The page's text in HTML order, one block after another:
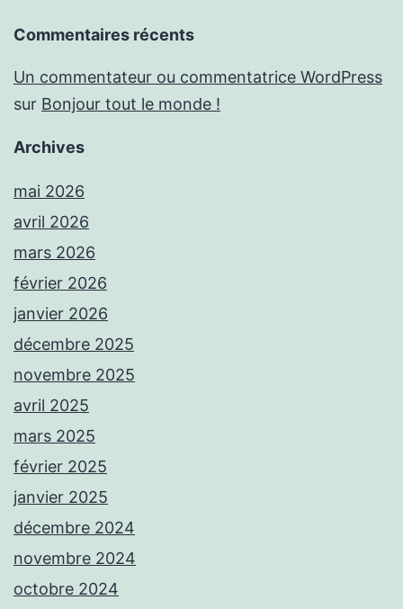
Commentaires récents
Un commentateur ou commentatrice WordPress
sur Bonjour tout le monde !
Archives
mai 2026
avril 2026
mars 2026
février 2026
janvier 2026
décembre 2025
novembre 2025
avril 2025
mars 2025
février 2025
janvier 2025
décembre 2024
novembre 2024
octobre 2024